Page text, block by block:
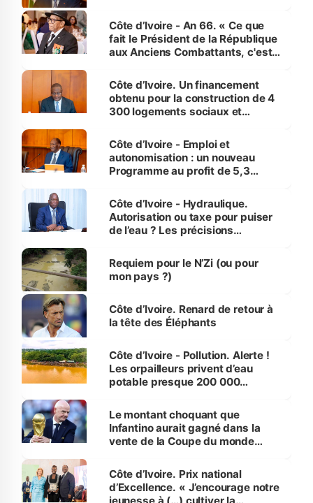
Côte d’Ivoire - An 66. « Ce que
fait le Président de la République
aux Anciens Combattants, c'est
Côte d’Ivoire. Un financement
obtenu pour la construction de 4
300 logements sociaux et
et Yamoussoukro
Côte d’Ivoire - Emploi et
autonomisation : un nouveau
Programme au profit de 5,3
Côte d’Ivoire - Hydraulique.
Autorisation ou taxe pour puiser
de l’eau ? Les précisions
Requiem pour le N’Zi (ou pour
mon pays ?)
Côte d’Ivoire. Renard de retour à
la tête des Éléphants
Côte d’Ivoire - Pollution. Alerte !
Les orpailleurs privent d’eau
potable presque 200 000
Le montant choquant que
Infantino aurait gagné dans la
vente de la Coupe du monde
Côte d’Ivoire. Prix national
d’Excellence. « J’encourage notre
jeunesse à (…) cultiver la